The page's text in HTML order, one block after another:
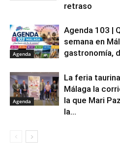
retraso
Agenda
Agenda 103 |
semana en
gastronomía,
Agenda
La feria
Málaga la
la que Mari
la...